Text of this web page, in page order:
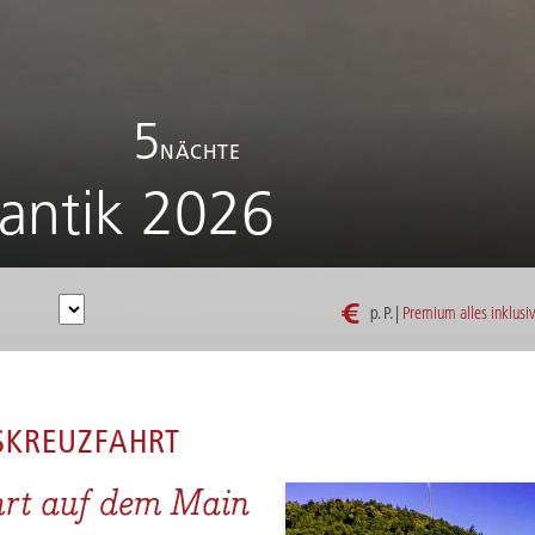
5NÄCHTE
2026
€ p. P. | Premium alles
auf dem Main